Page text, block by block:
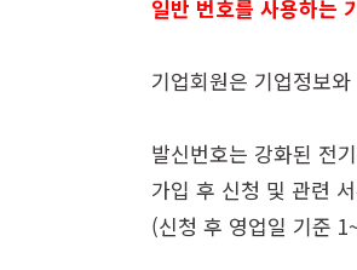
일반 번호를 사용하는
기업회원은 기업정보
발신번호는 강화된 전
가입 후 신청 및 관련
(신청 후 영업일 기준